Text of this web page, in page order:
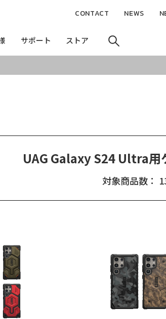
サポート
サポート ストア
ストア
CONTACT NEWS
UAG Galaxy S24 Ultra用
対象商品数：